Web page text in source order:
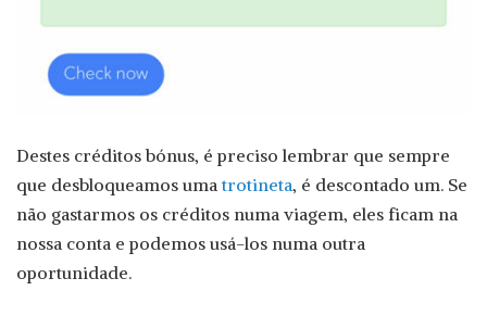
Destes créditos bónus, é preciso lembrar que sempre
que desbloqueamos umatrotineta, é descontado um. Se
não gastarmos os créditos numa viagem, eles ficam na
nossa conta e podemos usá-los numa outra
oportunidade.